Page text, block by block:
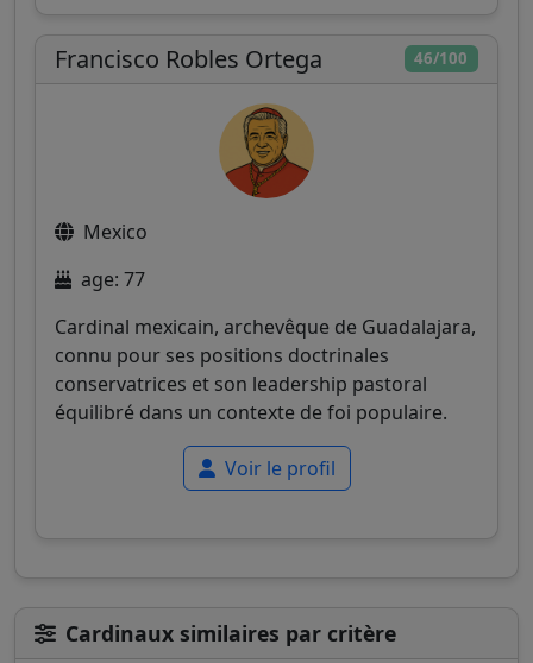
46/100
Francisco Robles Ortega
Mexico
age: 77
Cardinal mexicain, archevêque de Guadalajara,
connu pour ses positions doctrinales
conservatrices et son leadership pastoral
équilibré dans un contexte de foi populaire.
Voir le profil
Cardinaux similaires par critère